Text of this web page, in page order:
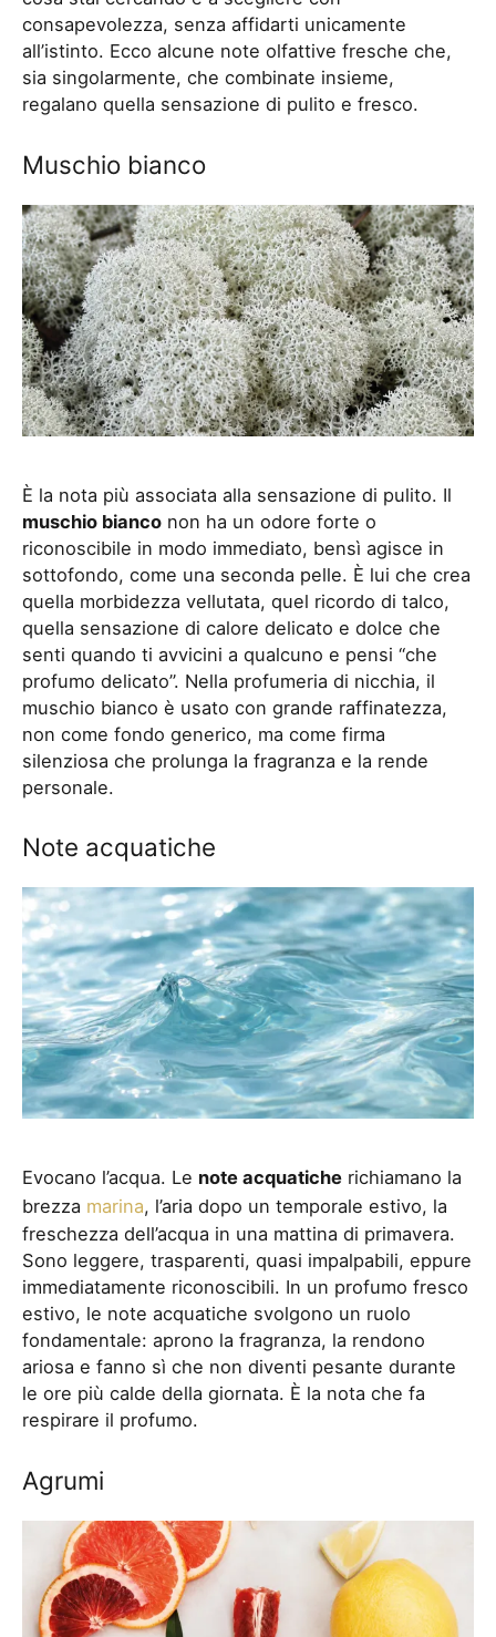
consapevolezza, senza affidarti unicamente
all’istinto. Ecco alcune note olfattive fresche che,
sia singolarmente, che combinate insieme,
regalano quella sensazione di pulito e fresco.
Muschio bianco
È la nota più associata alla sensazione di pulito. Il
muschio bianco non ha un odore forte o
riconoscibile in modo immediato, bensì agisce in
sottofondo, come una seconda pelle. È lui che crea
quella morbidezza vellutata, quel ricordo di talco,
quella sensazione di calore delicato e dolce che
senti quando ti avvicini a qualcuno e pensi “che
profumo delicato”. Nella profumeria di nicchia, il
muschio bianco è usato con grande raffinatezza,
non come fondo generico, ma come firma
silenziosa che prolunga la fragranza e la rende
personale.
Note acquatiche
Evocano l’acqua. Le note acquatiche richiamano la
brezza marina, l’aria dopo un temporale estivo, la
freschezza dell’acqua in una mattina di primavera.
Sono leggere, trasparenti, quasi impalpabili, eppure
immediatamente riconoscibili. In un profumo fresco
estivo, le note acquatiche svolgono un ruolo
fondamentale: aprono la fragranza, la rendono
ariosa e fanno sì che non diventi pesante durante
le ore più calde della giornata. È la nota che fa
respirare il profumo.
Agrumi